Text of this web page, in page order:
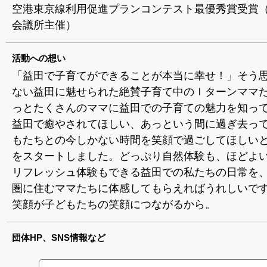
空港東京線利用促進プランコンテスト最優秀賞受賞
会議所主催）
活動への想い
「益田で子育てができることが本当に幸せ！」そう
ない益田に魅せられた絶賛子育て中のＩターンママ
っとたくさんのママに益田での子育ての魅力を知っ
益田で癒やされてほしい、あっという間に過ぎ去っ
もたちとの今しかない時間を笑顔で過ごしてほしい
をスタートしました。どっぷり自然体験も、ほどよ
リフレッシュ体験もできる益田での私たちの日常を
圏に住むママたちに体感してもらえればうれしいで
笑顔が子どもたちの笑顔につながるから。
団体HP、SNS情報など